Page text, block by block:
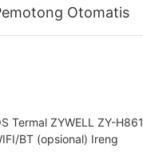
Otomatis